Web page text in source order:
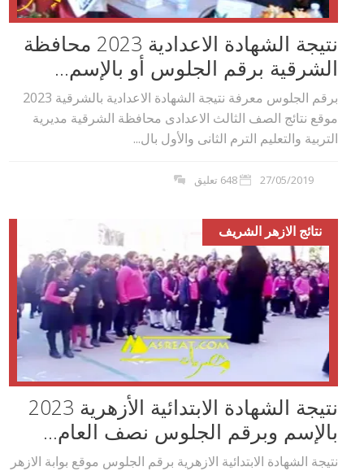
نتيجة الشهادة الاعدادية 2023 محافظة
الشرقية برقم الجلوس أو بالإسم...
برقم الجلوس معرفة نتيجة الشهادة الاعدادية بالشرقية 2023
موقع نتائج الصف الثالث الاعدادى محافظة الشرقية مديرية
التربية والتعليم الترم الثانى والأول بال...
27/05/2019 648 تعليق
نتائج الازهر الشريف
نتيجة الشهادة الابتدائية الأزهرية 2023
بالإسم وبرقم الجلوس نصف العام...
نتيجة الشهادة الابتدائية الازهرية برقم الجلوس موقع بوابة الازهر